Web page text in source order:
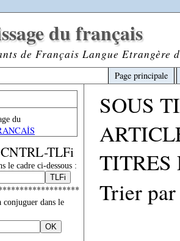
du français
de Français Langue Etrangère
Page principale
du
TLFi
le cadre ci-dessous :
dans le
SOUS
TITRES
Trier